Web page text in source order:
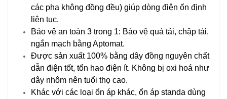
các pha không đồng đều) giúp dòng điện ổn định
liên tục.
Bảo vệ an toàn 3 trong 1: Bảo vệ quá tải, chập tải,
ngắn mạch bằng Aptomat.
Được sản xuất 100% bằng dây đồng nguyên chất
dẫn điện tốt, tổn hao điện ít. Không bị oxi hoá như
dây nhôm nên tuổi thọ cao.
Khác với các loại ổn áp khác, ổn áp standa dùng